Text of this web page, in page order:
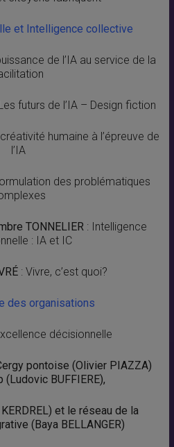
et Intelligence collective
de l’IA au service de la
futurs de l’IA – Design fiction
humaine à l’épreuve de
l’IA
des problématiques
TONNELIER : Intelligence
: IA et IC
: Vivre, c’est quoi?
des organisations
décisionnelle
pontoise (Olivier PIAZZA)
(Ludovic BUFFIERE),
et le réseau de la
(Baya BELLANGER)